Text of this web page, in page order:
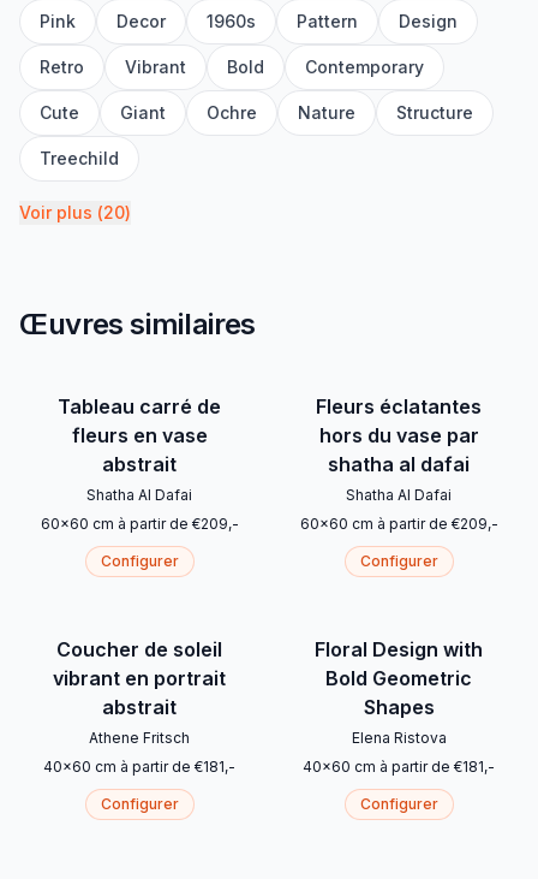
Pink Decor 1960s Pattern Design
Retro Vibrant Bold Contemporary
Cute Giant Ochre Nature Structure
Treechild
Voir plus (20)
Œuvres similaires
Tableau carré de
fleurs en vase
abstrait
Shatha Al Dafai
60x60 cm à partir de €209,-
Configurer
Fleurs éclatantes
hors du vase par
shatha al dafai
Shatha Al Dafai
60x60 cm à partir de €209,-
Configurer
Coucher de soleil
vibrant en portrait
abstrait
Athene Fritsch
40x60 cm à partir de €181,-
Configurer
Floral Design with
Bold Geometric
Shapes
Elena Ristova
40x60 cm à partir de €181,-
Configurer